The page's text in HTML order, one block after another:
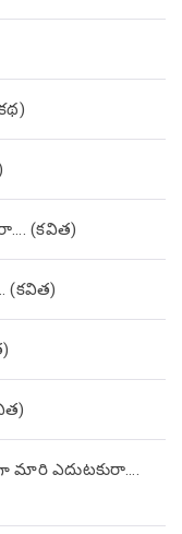
(కవిత)
(కవిత)
మారి ఎదుటకురా….